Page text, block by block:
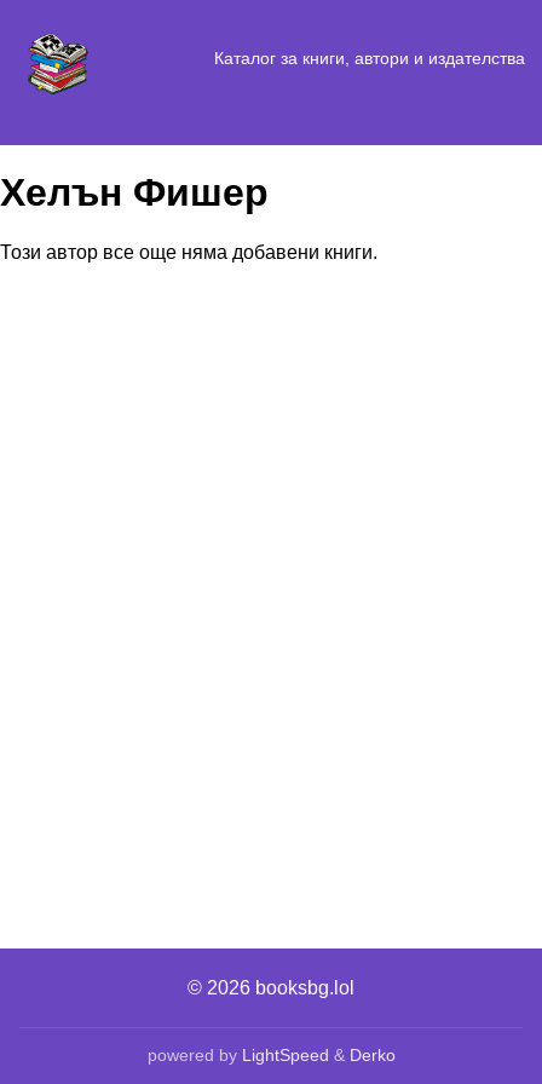
Каталог за книги, автори и издателства
Хелън Фишер
Този автор все още няма добавени книги.
© 2026 booksbg.lol
powered by LightSpeed & Derko